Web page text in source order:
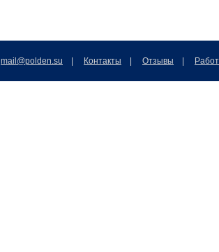
mail@polden.su | Контакты | Отзывы |